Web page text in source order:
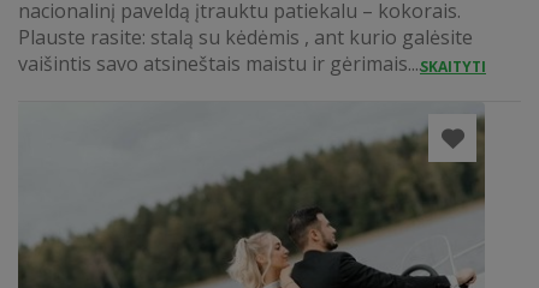
nacionalinį paveldą įtrauktu patiekalu – kokorais.
Plauste rasite: stalą su kėdėmis , ant kurio galėsite
vaišintis savo atsineštais maistu ir gėrimais....SKAITYTI